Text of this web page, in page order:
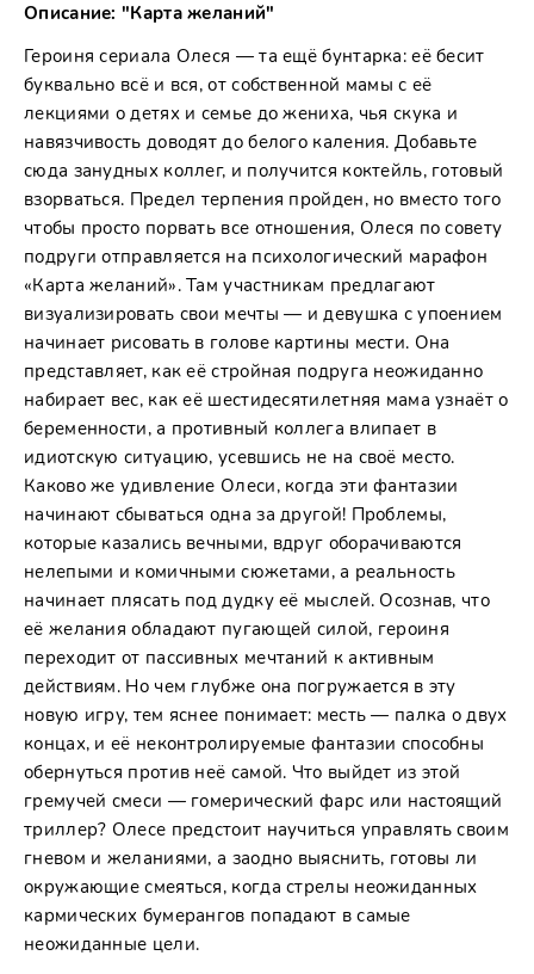
Описание: "Карта желаний"
Героиня сериала Олеся — та ещё бунтарка: её бесит
буквально всё и вся, от собственной мамы с её
лекциями о детях и семье до жениха, чья скука и
навязчивость доводят до белого каления. Добавьте
сюда занудных коллег, и получится коктейль, готовый
взорваться. Предел терпения пройден, но вместо того
чтобы просто порвать все отношения, Олеся по совету
подруги отправляется на психологический марафон
«Карта желаний». Там участникам предлагают
визуализировать свои мечты — и девушка с упоением
начинает рисовать в голове картины мести. Она
представляет, как её стройная подруга неожиданно
набирает вес, как её шестидесятилетняя мама узнаёт о
беременности, а противный коллега влипает в
идиотскую ситуацию, усевшись не на своё место.
Каково же удивление Олеси, когда эти фантазии
начинают сбываться одна за другой! Проблемы,
которые казались вечными, вдруг оборачиваются
нелепыми и комичными сюжетами, а реальность
начинает плясать под дудку её мыслей. Осознав, что
её желания обладают пугающей силой, героиня
переходит от пассивных мечтаний к активным
действиям. Но чем глубже она погружается в эту
новую игру, тем яснее понимает: месть — палка о двух
концах, и её неконтролируемые фантазии способны
обернуться против неё самой. Что выйдет из этой
гремучей смеси — гомерический фарс или настоящий
триллер? Олесе предстоит научиться управлять своим
гневом и желаниями, а заодно выяснить, готовы ли
окружающие смеяться, когда стрелы неожиданных
кармических бумерангов попадают в самые
неожиданные цели.